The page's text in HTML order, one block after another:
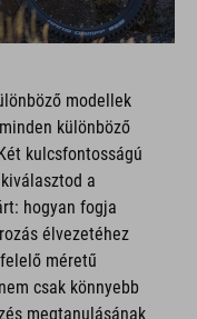
modellek
különböző
kulcsfontosságú
a
hogyan fogja
élvezetéhez
méretű
csak könnyebb
megtanulásának